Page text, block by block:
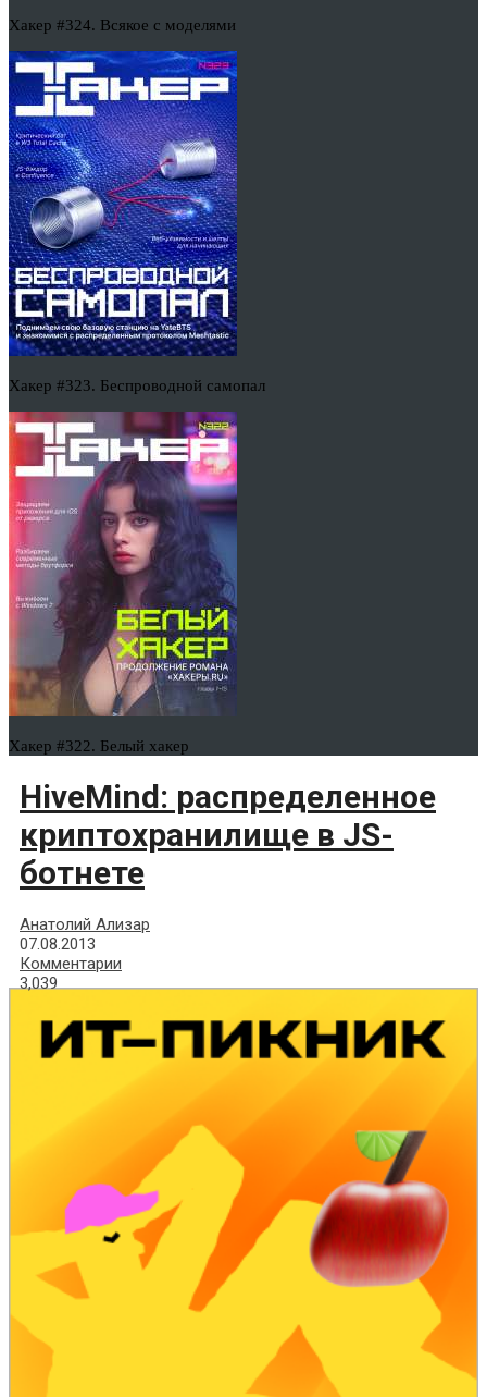
Хакер #324. Всякое с моделями
Хакер #323. Беспроводной самопал
Хакер #322. Белый хакер
HiveMind: распределенное
криптохранилище в JS-
ботнете
Анатолий Ализар
07.08.2013
Комментарии
3,039